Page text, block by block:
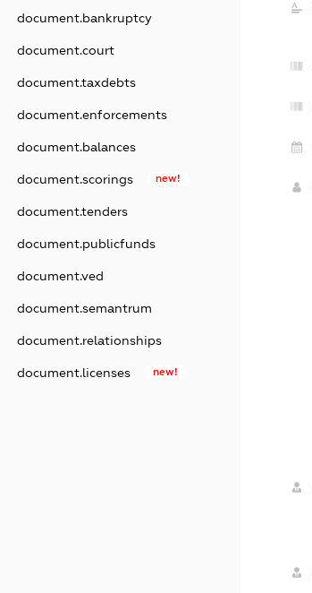
document.bankruptcy
document.court
document.taxdebts
document.enforcements
document.balances
document.scorings new!
document.tenders
document.publicfunds
document.ved
document.semantrum
document.relationships
document.licenses new!